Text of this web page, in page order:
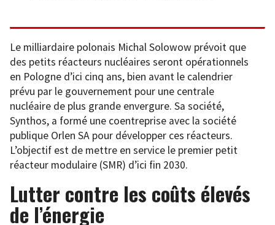
Le milliardaire polonais Michal Solowow prévoit que
des petits réacteurs nucléaires seront opérationnels
en Pologne d’ici cinq ans, bien avant le calendrier
prévu par le gouvernement pour une centrale
nucléaire de plus grande envergure. Sa société,
Synthos, a formé une coentreprise avec la société
publique Orlen SA pour développer ces réacteurs.
L’objectif est de mettre en service le premier petit
réacteur modulaire (SMR) d’ici fin 2030.
Lutter contre les coûts élevés
de l’énergie